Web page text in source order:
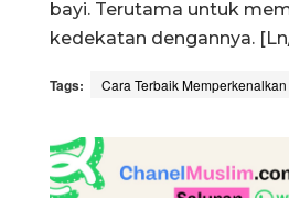
bayi. Terutama untuk
kedekatan dengannya.
Tags: Cara Terbaik